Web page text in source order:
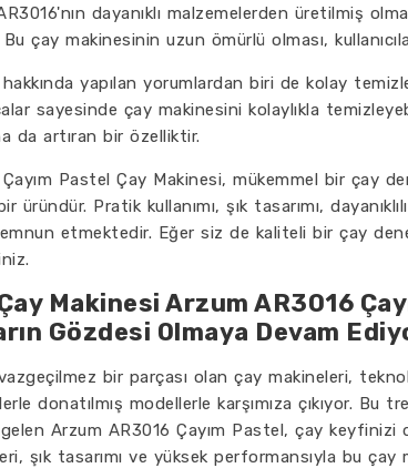
dayanıklı malzemelerden üretilmiş
çay makinesinin uzun ömürlü olması,
yapılan yorumlardan biri de kolay
sayesinde çay makinesini kolaylıkla
da artıran bir özelliktir.
Pastel Çay Makinesi, mükemmel bir çay
üründür. Pratik kullanımı, şık tasarımı,
etmektedir. Eğer siz de kaliteli bir çay
Makinesi Arzum AR3016
Gözdesi Olmaya Devam
bir parçası olan çay makineleri,
donatılmış modellerle karşımıza çıkıyor. Bu
Arzum AR3016 Çayım Pastel, çay keyfinizi
şık tasarımı ve yüksek performansıyla bu